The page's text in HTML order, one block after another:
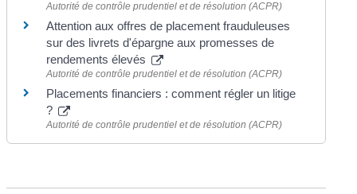
Autorité de contrôle prudentiel et de résolution (ACPR)
Attention aux offres de placement frauduleuses
sur des livrets d'épargne aux promesses de
rendements élevés
Autorité de contrôle prudentiel et de résolution (ACPR)
Placements financiers : comment régler un litige
?
Autorité de contrôle prudentiel et de résolution (ACPR)